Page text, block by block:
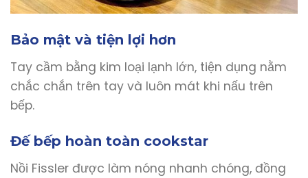
Bảo mật và tiện lợi hơn
Tay cầm bằng kim loại lạnh lớn, tiện dụng nằm
chắc chắn trên tay và luôn mát khi nấu trên
bếp.
Đế bếp hoàn toàn cookstar
Nồi Fissler được làm nóng nhanh chóng, đồng